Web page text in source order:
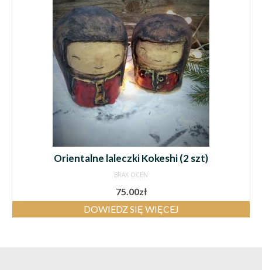
Orientalne laleczki Kokeshi (2 szt)
BRAK OCEN
75.00zł
DOWIEDZ SIĘ WIĘCEJ